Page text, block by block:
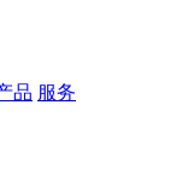
品 服务